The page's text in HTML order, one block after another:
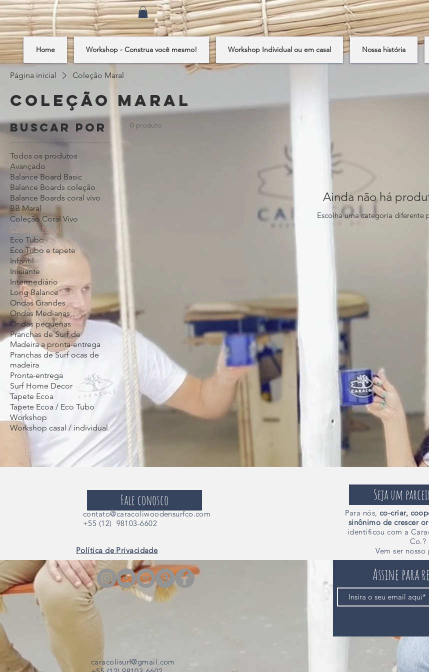
Home Workshop - Construa você mesmo! Workshop Individual ou em casal Nossa história
Página inicial Coleção Maral
Coleção Maral
Buscar por
Todos os produtos
Avançado
Balance Board Basic
Balance Boards coleção
Balance Boards coral vivo
BB Maral
Coleção Coral Vivo
Coleção Maral
Eco Tubo
Eco Tubo e tapete
Infantil
Iniciante
Intermediário
Long Balance
Ondas Grandes
Ondas Medianas
Ondas pequenas
Pranchas de Surf de
Madeira a pronta-entrega
Pranchas de Surf ocas de
madeira
Pronta-entrega
Surf Home Decor
Tapete Ecoa
Tapete Ecoa / Eco Tubo
Workshop
Workshop casal / individual
0 produto
Ainda não há
Escolha uma categoria diferente
Fale conosco
contato@caracoliwoodensurfco.com
+55 (12) 98103-6602
Política de Privacidade
Seja um
Para nós,co-criar,
sinônimo de crescer
identificou com a
Co.?
Vem ser
Assine para
caracolisurf@gmail.com